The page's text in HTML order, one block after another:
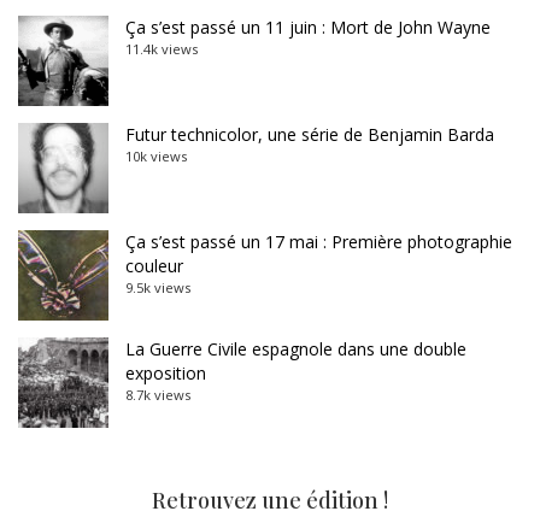
Ça s’est passé un 11 juin : Mort de John Wayne
11.4k views
Futur technicolor, une série de Benjamin Barda
10k views
Ça s’est passé un 17 mai : Première photographie
couleur
9.5k views
La Guerre Civile espagnole dans une double
exposition
8.7k views
Retrouvez une édition !